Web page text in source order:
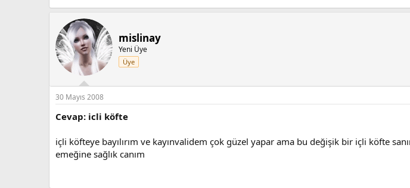
mislinay
Yeni Üye
Üye
30 Mayıs 2008
Cevap: icli köfte
içli köfteye bayılırım ve kayınvalidem çok güzel yapar ama bu değişik bir içli köfte
emeğine sağlık canım